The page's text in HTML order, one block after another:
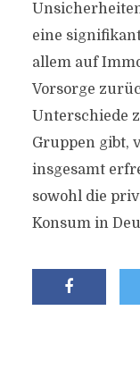
eine
allem auf
Vorsorge
Unterschiede
Gruppen gibt,
insgesamt
sowohl die
Konsum in